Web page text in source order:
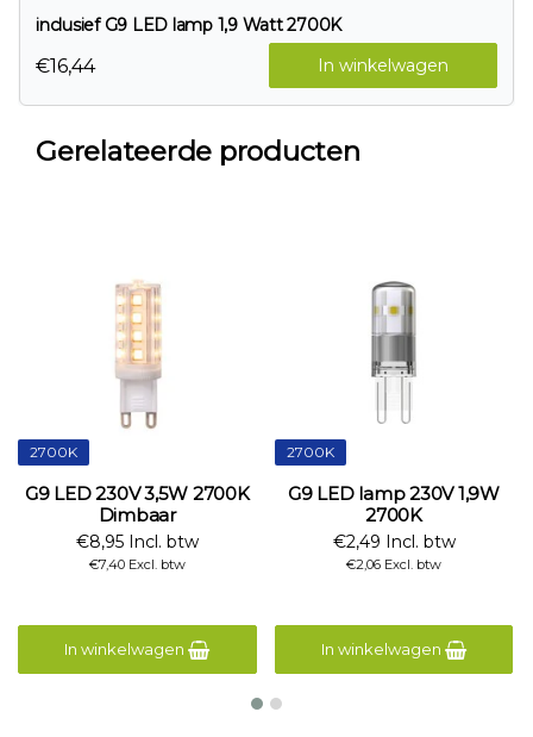
inclusief G9 LED lamp 1,9 Watt 2700K
In winkelwagen
€16,44
Gerelateerde producten
2700K
G9 LED 230V 3,5W 2700K
Dimbaar
€8,95 Incl. btw
€7,40 Excl. btw
In winkelwagen
2700K
G9 LED lamp 230V 1,9W
2700K
€2,49 Incl. btw
€2,06 Excl. btw
In winkelwagen